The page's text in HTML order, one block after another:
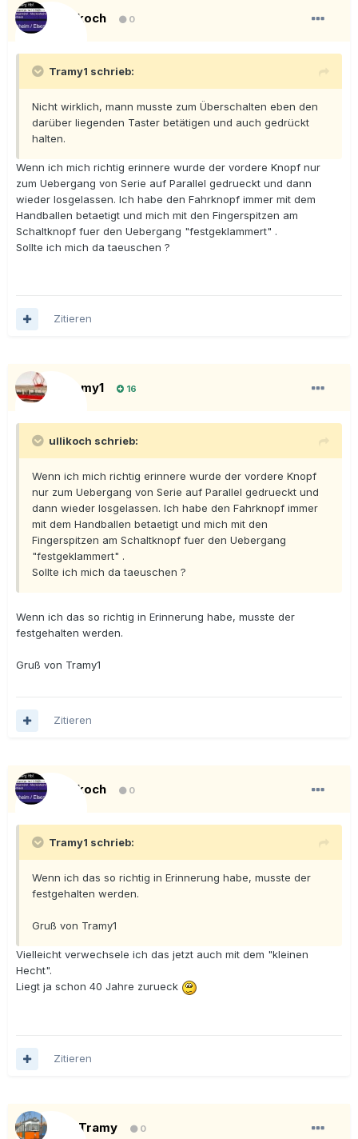
ullikoch 0
Tramy1 schrieb:
Nicht wirklich, mann musste zum Überschalten eben den
darüber liegenden Taster betätigen und auch gedrückt
halten.
Wenn ich mich richtig erinnere wurde der vordere Knopf nur
zum Uebergang von Serie auf Parallel gedrueckt und dann
wieder losgelassen. Ich habe den Fahrknopf immer mit dem
Handballen betaetigt und mich mit den Fingerspitzen am
Schaltknopf fuer den Uebergang "festgeklammert" .
Sollte ich mich da taeuschen ?
Zitieren
Tramy1 16
ullikoch schrieb:
Wenn ich mich richtig erinnere wurde der vordere Knopf
nur zum Uebergang von Serie auf Parallel gedrueckt und
dann wieder losgelassen. Ich habe den Fahrknopf immer
mit dem Handballen betaetigt und mich mit den
Fingerspitzen am Schaltknopf fuer den Uebergang
"festgeklammert" .
Sollte ich mich da taeuschen ?
Wenn ich das so richtig in Erinnerung habe, musste der
festgehalten werden.
Gruß von Tramy1
Zitieren
ullikoch 0
Tramy1 schrieb:
Wenn ich das so richtig in Erinnerung habe, musste der
festgehalten werden.
Gruß von Tramy1
Vielleicht verwechsele ich das jetzt auch mit dem "kleinen
Hecht".
Liegt ja schon 40 Jahre zurueck
Zitieren
Ex-Tramy 0